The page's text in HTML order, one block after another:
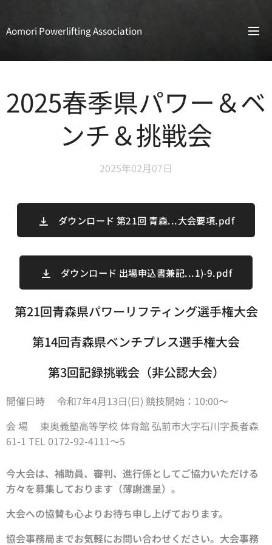
Aomori Powerlifting Association
2025春季県パワー＆ベ
ンチ＆挑戦会
2025年02月07日
ダウンロード 第21回 青森...大会要項.pdf
ダウンロード 出場申込書兼記...1)-9.pdf
第21回青森県パワーリフティング選手権大会
第14回青森県ベンチプレス選手権大会
第3回記録挑戦会（非公認大会）
開催日時 令和7年4月13日(日) 競技開始：10:00～
会 場 東奥義塾高等学校 体育館 弘前市大字石川字長者森
61-1 TEL 0172-92-4111～5
今大会は、補助員、審判、進行係としてご協力いただける
方々を募集しております（薄謝進呈）。
大会への協賛も心よりお待ち申し上げております。
協会事務局までお気軽にお問い合わせください。大会事務